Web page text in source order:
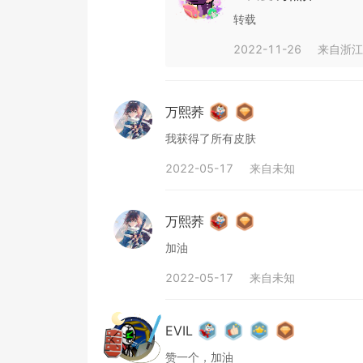
转载
2022-11-26 来自浙江
万熙荞
我获得了所有皮肤
2022-05-17 来自未知
万熙荞
加油
2022-05-17 来自未知
EVIL
赞一个，加油